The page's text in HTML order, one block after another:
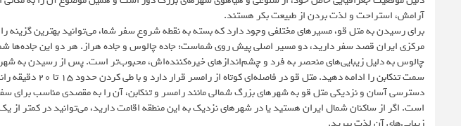
آرامش، استراحت و لذت بردن از طبیعت بکر هستند.
برای رسیدن به متل قو، مسیرهای مختلفی وجود دارد که بسته به نقطه شروع سفر شما، می‌توانید بهترین گزینه را
مرکزی ایران قصد سفر دارید، دو مسیر اصلی پیش روی شماست: جاده چالوس و جاده هراز. هر دو این جاده‌ها شما
چالوس به دلیل زیبایی‌های منحصر به فرد و چشم‌اندازهای خیره‌کننده‌اش، محبوب‌تر است. پس از رسیدن به
سمت تنکابن را ادامه دهید. متل قو در فاصله‌ای کوتاه از رامسر قرار دارد و با طی کردن حدود ۱۵ تا ۲۰ دقیقه رانندگی، به این منطقه خواهید رسید.
دسترسی آسان و نزدیکی متل قو به شهرهای بزرگ شمالی مانند رامسر و تنکابن، آن را به مقصدی مناسب برای
است. اگر از ساکنان شمال ایران هستید یا در شهرهای نزدیک به این منطقه اقامت دارید، می‌توانید در کمتر از